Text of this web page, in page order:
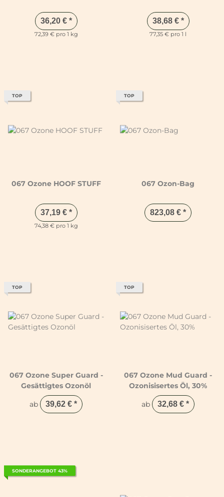
36,20 € *
72,39 € pro 1 kg
38,68 € *
77,35 € pro 1 l
TOP
067 Ozone HOOF STUFF
37,19 € *
74,38 € pro 1 kg
TOP
067 Ozon-Bag
823,08 € *
TOP
067 Ozone Super Guard -
Gesättigtes Ozonöl
ab 39,62 € *
TOP
067 Ozone Mud Guard -
Ozonisisertes Öl, 30%
ab 32,68 € *
SONDERANGEBOT 43%